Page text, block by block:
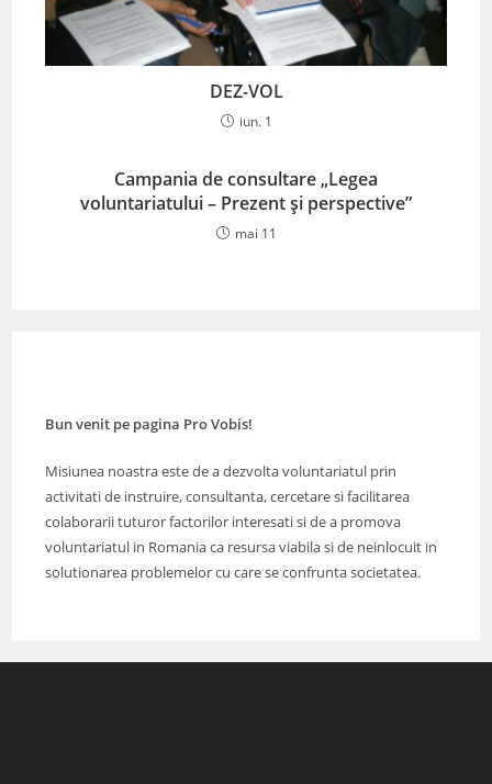
DEZ-VOL
iun. 1
Campania de consultare „Legea
voluntariatului – Prezent și perspective”
mai 11
Bun venit pe pagina Pro Vobis!
Misiunea noastra este de a dezvolta voluntariatul prin
activitati de instruire, consultanta, cercetare si facilitarea
colaborarii tuturor factorilor interesati si de a promova
voluntariatul in Romania ca resursa viabila si de neinlocuit in
solutionarea problemelor cu care se confrunta societatea.